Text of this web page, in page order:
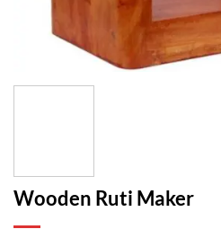
Wooden Ruti Maker